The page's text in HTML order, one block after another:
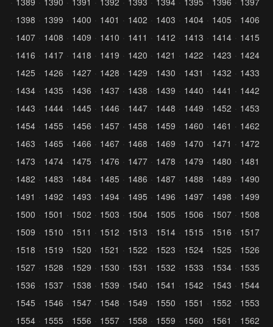
1398
1399 1400 1401 1402 1403 1404 1405
1406
1407
1408 1409 1410 1411 1412 1413 1414
1415
1416
1417 1418 1419 1420 1421 1422 1423
1424
1425
1426 1427 1428 1429 1430 1431 1432
1433
1434
1435 1436 1437 1438 1439 1440 1441
1442
1443
1444 1445 1446 1447 1448 1449 1452
1453
1454
1455 1456 1457 1458 1459 1460 1461
1462
1463
1465 1466 1467 1468 1469 1470 1471
1472
1473
1474 1475 1476 1477 1478 1479 1480
1481
1482
1483 1484 1485 1486 1487 1488 1489
1490
1491
1492 1493 1494 1495 1496 1497 1498
1499
1500
1501 1502 1503 1504 1505 1506 1507
1508
1509
1510 1511 1512 1513 1514 1515 1516
1517
1518
1519 1520 1521 1522 1523 1524 1525
1526
1527
1528 1529 1530 1531 1532 1533 1534
1535
1536
1537 1538 1539 1540 1541 1542 1543
1544
1545
1546 1547 1548 1549 1550 1551 1552
1553
1554
1555 1556 1557 1558 1559 1560 1561
1562